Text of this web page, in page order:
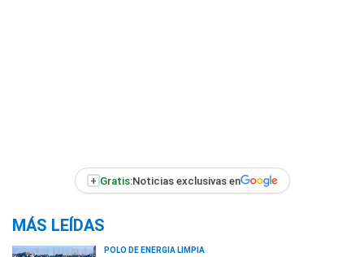
+ Gratis:Noticias exclusivas en
MÁS LEÍDAS
POLO DE ENERGÍA LIMPIA